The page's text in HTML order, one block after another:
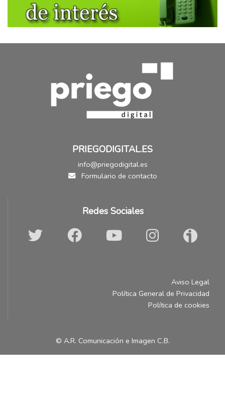
PRIEGODIGITAL.ES
info@priegodigital.es
Formulario de contacto
Redes Sociales
Aviso Legal
Política General de Privacidad
Política de cookies
© A.R. Comunicación e Imagen C.B.